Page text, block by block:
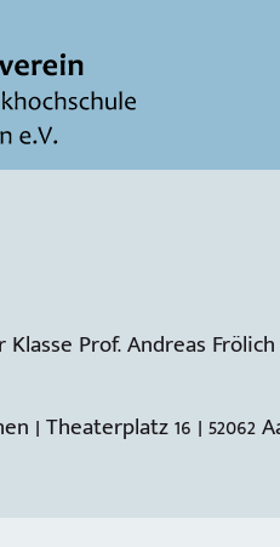
Prof. Andreas Frölich
| Theaterplatz 16 | 52062